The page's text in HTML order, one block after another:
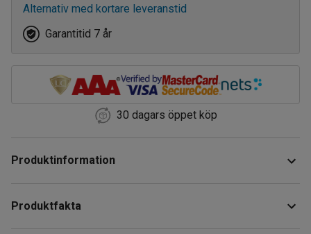
Alternativ med kortare leveranstid
Garantitid 7 år
30 dagars öppet köp
Produktinformation
är särskilt tillverkad för att kunna användas i kylrum. Du kan
Produktfakta